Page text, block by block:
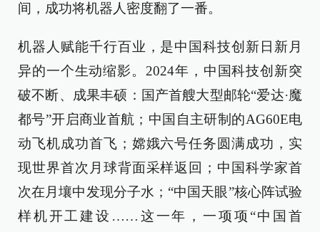
间，成功将机器人密度翻了一番。
机器人赋能千行百业，是中国科技创新日新月
异的一个生动缩影。2024年，中国科技创新突
破不断、成果丰硕：国产首艘大型邮轮“爱达·魔
都号”开启商业首航；中国自主研制的AG60E电
动飞机成功首飞；嫦娥六号任务圆满成功，实
现世界首次月球背面采样返回；中国科学家首
次在月壤中发现分子水；“中国天眼”核心阵试验
样机开工建设……这一年，一项项“中国首